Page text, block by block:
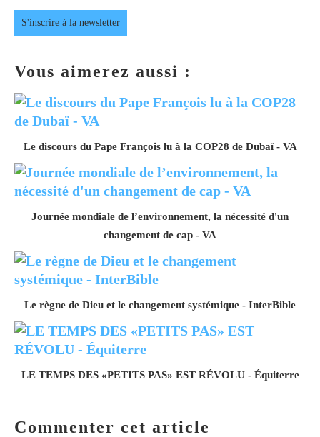
S'inscrire à la newsletter
Vous aimerez aussi :
Le discours du Pape François lu à la COP28 de Dubaï - VA
Journée mondiale de l’environnement, la nécessité d'un
changement de cap - VA
Le règne de Dieu et le changement systémique - InterBible
LE TEMPS DES «PETITS PAS» EST RÉVOLU - Équiterre
Commenter cet article